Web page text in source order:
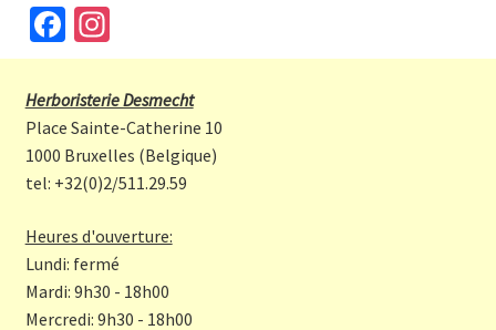
Fa
ce
b
o
o
k
In
st
a
gr
a
m
Herboristerie Desmecht
Place Sainte-Catherine 10
1000 Bruxelles (Belgique)
tel: +32(0)2/511.29.59
Heures d'ouverture:
Lundi: fermé
Mardi: 9h30 - 18h00
Mercredi: 9h30 - 18h00